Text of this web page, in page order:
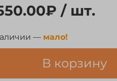
/ шт.
— мало!
В корзину